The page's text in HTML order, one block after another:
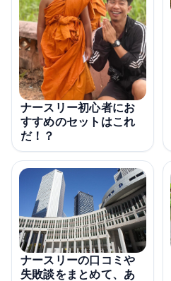
ナースリー初心者にお
すすめのセットはこれ
だ！？
ナースリーの口コミや
失敗談をまとめて、あ